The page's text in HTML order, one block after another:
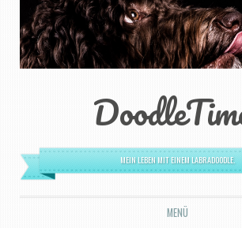
MEIN LEBEN MIT EINEM LABRADOODLE.
MENÜ